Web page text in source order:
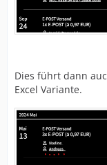
Dies führt dann
Excel Variante.